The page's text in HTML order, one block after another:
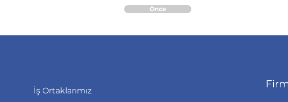
Önce
İş Ortaklarımız